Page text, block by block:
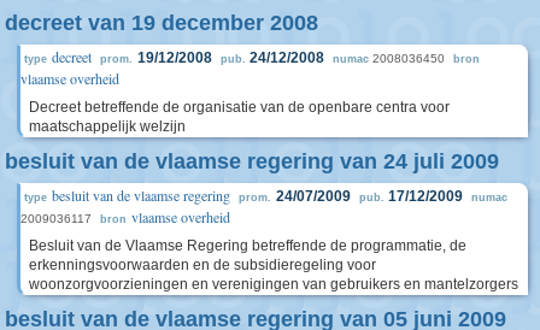
decreet van 19 december 2008
type decreet prom. 19/12/2008 pub. 24/12/2008 numac 2008036450 bron
vlaamse overheid
Decreet betreffende de organisatie van de openbare centra voor
maatschappelijk welzijn
besluit van de vlaamse regering van 24 juli 2009
type besluit van de vlaamse regering prom. 24/07/2009 pub. 17/12/2009 numac
2009036117 bron vlaamse overheid
Besluit van de Vlaamse Regering betreffende de programmatie, de
erkenningsvoorwaarden en de subsidieregeling voor
woonzorgvoorzieningen en verenigingen van gebruikers en mantelzorgers
besluit van de vlaamse regering van 05 juni 2009